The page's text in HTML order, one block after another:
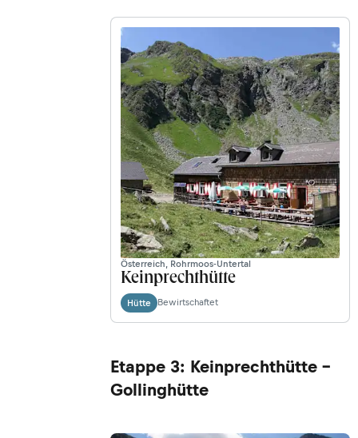
Österreich, Rohrmoos-Untertal
Keinprechthütte
Hütte Bewirtschaftet
Etappe 3: Keinprechthütte -
Gollinghütte